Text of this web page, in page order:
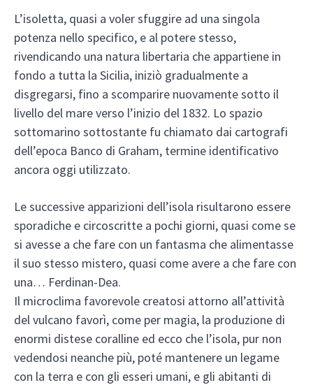
L’isoletta, quasi a voler sfuggire ad una singola
potenza nello specifico, e al potere stesso,
rivendicando una natura libertaria che appartiene in
fondo a tutta la Sicilia, iniziò gradualmente a
disgregarsi, fino a scomparire nuovamente sotto il
livello del mare verso l’inizio del 1832. Lo spazio
sottomarino sottostante fu chiamato dai cartografi
dell’epoca Banco di Graham, termine identificativo
ancora oggi utilizzato.
Le successive apparizioni dell’isola risultarono essere
sporadiche e circoscritte a pochi giorni, quasi come se
si avesse a che fare con un fantasma che alimentasse
il suo stesso mistero, quasi come avere a che fare con
una… Ferdinan-Dea.
Il microclima favorevole creatosi attorno all’attività
del vulcano favorì, come per magia, la produzione di
enormi distese coralline ed ecco che l’isola, pur non
vedendosi neanche più, poté mantenere un legame
con la terra e con gli esseri umani, e gli abitanti di